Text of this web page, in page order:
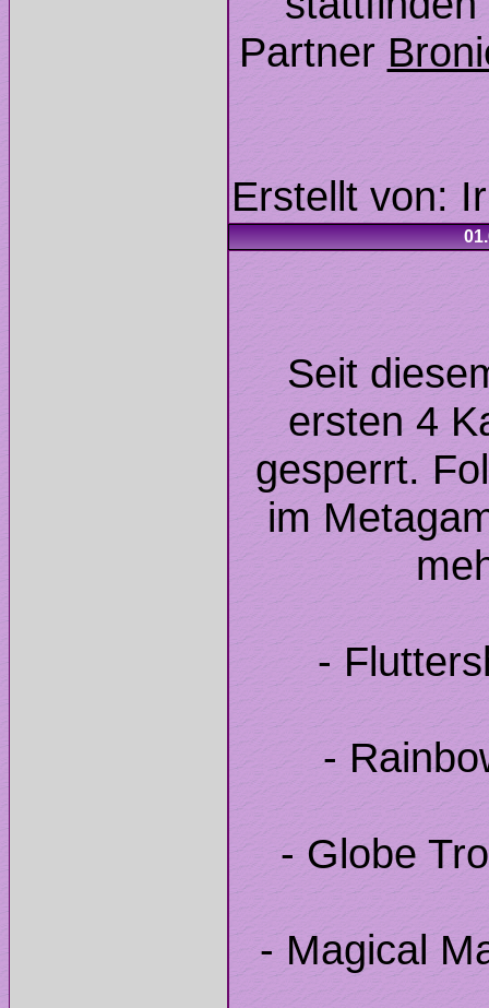
Partner
Seit
ersten 4
gesperrt.
im
-
-
- Globe
- Magical